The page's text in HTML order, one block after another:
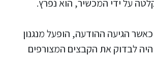
על ידי המכשיר, הוא נפרץ.
הגיעה ההודעה, הופעל מנגנון
לבדוק את הקבצים המצורפים